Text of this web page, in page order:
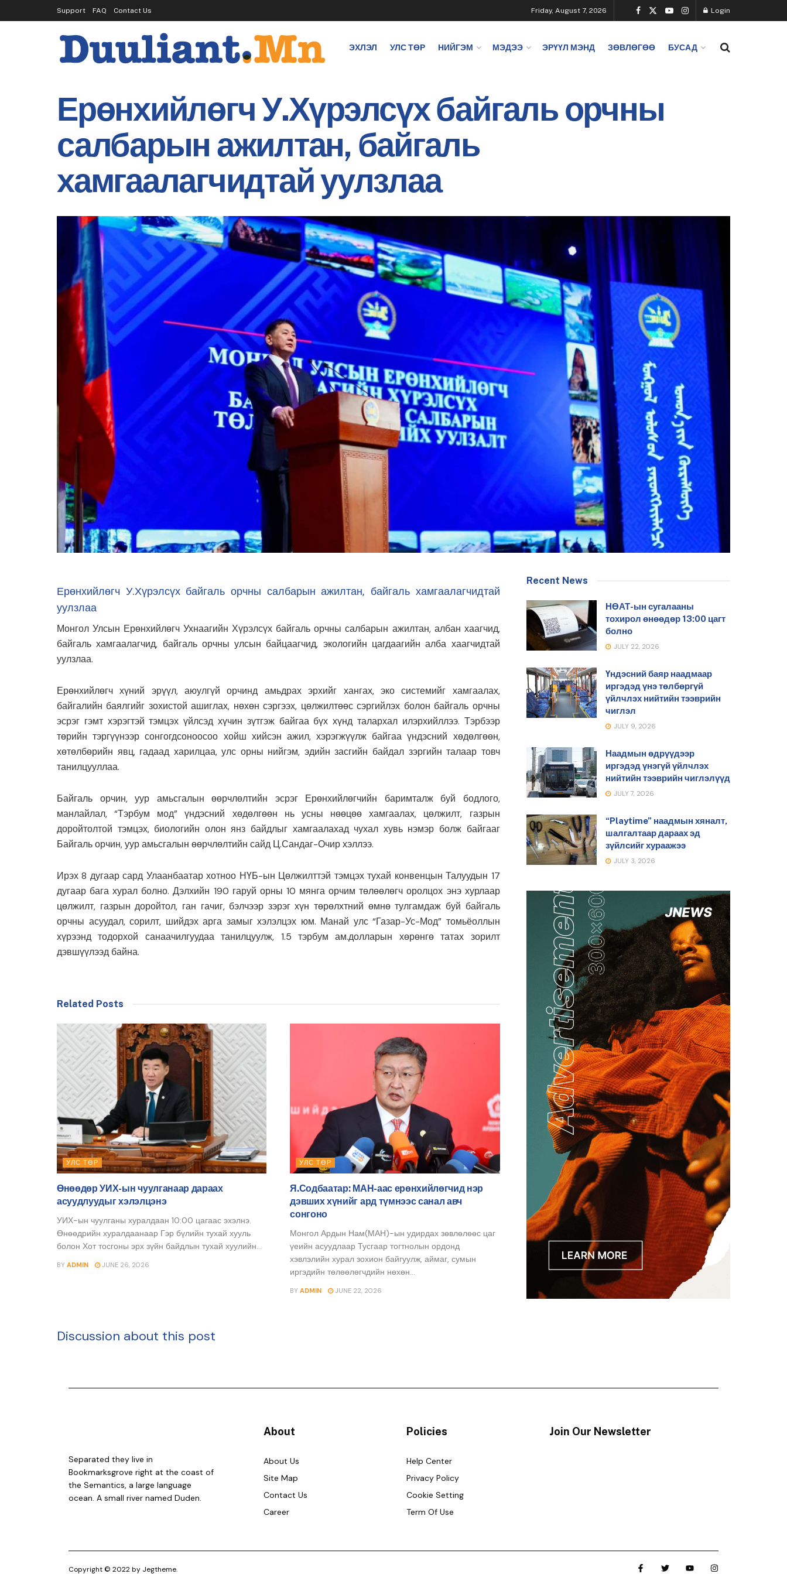
Support FAQ Contact Us Friday, August 7, 2026 Login
ЭХЛЭЛ УЛС ТӨР НИЙГЭМ МЭДЭЭ ЭРҮҮЛ МЭНД ЗӨВЛӨГӨӨ БУСАД
Ерөнхийлөгч У.Хүрэлсүх байгаль орчны
салбарын ажилтан, байгаль
хамгаалагчидтай уулзлаа
Ерөнхийлөгч У.Хүрэлсүх байгаль орчны салбарын ажилтан, байгаль хамгаалагчидтай
уулзлаа
Монгол Улсын Ерөнхийлөгч Ухнаагийн Хүрэлсүх байгаль орчны салбарын ажилтан, албан хаагчид,
байгаль хамгаалагчид, байгаль орчны улсын байцаагчид, экологийн цагдаагийн алба хаагчидтай
уулзлаа.
Ерөнхийлөгч хүний эрүүл, аюулгүй орчинд амьдрах эрхийг хангах, эко системийг хамгаалах,
байгалийн баялгийг зохистой ашиглах, нөхөн сэргээх, цөлжилтөөс сэргийлэх болон байгаль орчны
эсрэг гэмт хэрэгтэй тэмцэх үйлсэд хүчин зүтгэж байгаа бүх хүнд талархал илэрхийллээ. Тэрбээр
төрийн тэргүүнээр сонгогдсоноосоо хойш хийсэн ажил, хэрэгжүүлж байгаа үндэсний хөдөлгөөн,
хөтөлбөрийн явц, гадаад харилцаа, улс орны нийгэм, эдийн засгийн байдал зэргийн талаар товч
танилцууллаа.
Байгаль орчин, уур амьсгалын өөрчлөлтийн эсрэг Ерөнхийлөгчийн баримталж буй бодлого,
манлайлал, “Тэрбум мод” үндэсний хөдөлгөөн нь усны нөөцөө хамгаалах, цөлжилт, газрын
доройтолтой тэмцэх, биологийн олон янз байдлыг хамгаалахад чухал хувь нэмэр болж байгааг
Байгаль орчин, уур амьсгалын өөрчлөлтийн сайд Ц.Сандаг-Очир хэллээ.
Ирэх 8 дугаар сард Улаанбаатар хотноо НҮБ-ын Цөлжилттэй тэмцэх тухай конвенцын Талуудын 17
дугаар бага хурал болно. Дэлхийн 190 гаруй орны 10 мянга орчим төлөөлөгч оролцох энэ хурлаар
цөлжилт, газрын доройтол, ган гачиг, бэлчээр зэрэг хүн төрөлхтний өмнө тулгамдаж буй байгаль
орчны асуудал, сорилт, шийдэх арга замыг хэлэлцэх юм. Манай улс “Газар-Ус-Мод” томьёоллын
хүрээнд тодорхой санаачилгуудаа танилцуулж, 1.5 тэрбум ам.долларын хөрөнгө татах зорилт
дэвшүүлээд байна.
Related Posts
УЛС ТӨР
Өнөөдөр УИХ-ын чуулганаар дараах
асуудлуудыг хэлэлцэнэ
УИХ-ын чуулганы хуралдаан 10:00 цагаас эхэлнэ.
Өнөөдрийн хуралдаанаар Гэр бүлийн тухай хууль
болон Хот тосгоны эрх зүйн байдлын тухай хуулийн...
BY ADMIN JUNE 26, 2026
УЛС ТӨР
Я.Содбаатар: МАН-аас ерөнхийлөгчид нэр
дэвших хүнийг ард түмнээс санал авч
сонгоно
Монгол Ардын Нам(МАН)-ын удирдах зөвлөлөөс цаг
үеийн асуудлаар Тусгаар тогтнолын ордонд
хэвлэлийн хурал зохион байгуулж, аймаг, сумын
иргэдийн төлөөлөгчдийн нөхөн...
BY ADMIN JUNE 22, 2026
Discussion about this post
Recent News
НӨАТ-ын сугалааны
тохирол өнөөдөр 13:00 цагт
болно
JULY 22, 2026
Үндэсний баяр наадмаар
иргэдэд үнэ төлбөргүй
үйлчлэх нийтийн тээврийн
чиглэл
JULY 9, 2026
Наадмын өдрүүдээр
иргэдэд үнэгүй үйлчлэх
нийтийн тээврийн чиглэлүүд
JULY 7, 2026
“Playtime” наадмын хяналт,
шалгалтаар дараах эд
зүйлсийг хураажээ
JULY 3, 2026
Separated they live in
Bookmarksgrove right at the coast of
the Semantics, a large language
ocean. A small river named Duden.
About
About Us
Site Map
Contact Us
Career
Policies
Help Center
Privacy Policy
Cookie Setting
Term Of Use
Join Our Newsletter
Copyright © 2022 by Jegtheme.